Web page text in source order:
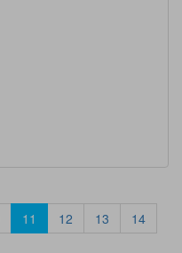
11 12 13
14